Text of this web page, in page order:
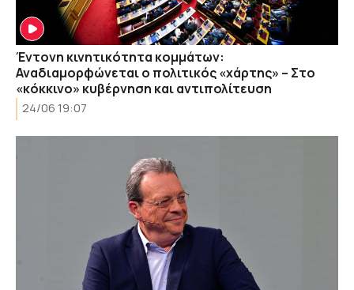
Έντονη κινητικότητα κομμάτων:
Αναδιαμορφώνεται ο πολιτικός «χάρτης» – Στο
«κόκκινο» κυβέρνηση και αντιπολίτευση
24/06 19:07